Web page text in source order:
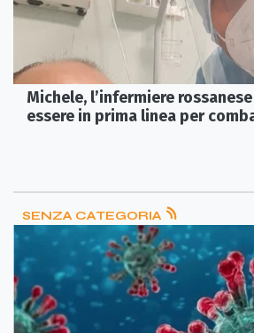
Michele, l’infermiere
essere in prima linea per
SENZA CATEGORIA